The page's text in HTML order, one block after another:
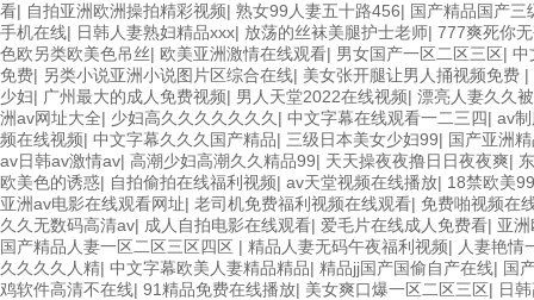
看| 自拍亚洲欧洲操拍精彩视频| 熟女99人妻五十路456| 国产精品国产三
手机在线| 日韩人妻熟妇精品xxx| 放荡的丝袜美腿护士老师| 777爽死你
色欧另类欧美色吊丝| 欧美亚洲激情在线观看| 男女国产一区二区三区| 中
免费| 另类小说亚洲小说图片区综合在线| 美女张开腿让男人捅视频免费 |
少妇| 广州最大的成人免费视频| 男人天堂2022在线视频| 漂亮人妻久久
洲av网址大全| 少妇高久久久久久久久 | 中文字幕在线观看一二三四| av
频在线视频| 中文字幕久久久国产精品| 三级日本美女少妇99| 国产亚洲
av日韩av激情av| 高潮少妇高潮久久精品99| 天天操夜夜撸日日夜夜爽|
欧美色的诱惑| 自拍偷拍在线福利视频| av天堂视频在线播放| 18禁欧美
亚洲av电影在线观看网址| 老司机免费福利视频在线观看| 免费啪视频在
久久无数码高清av| 成人自拍电影在线观看| 爱毛片在线成人免费看| 亚
国产精品人妻一区二区三区四区 | 精品人妻无码午夜福利视频| 人妻艳情
久久久久人精| 中文字幕欧美人妻精品精品| 精品jj国产国偷自产在线| 国
鸡软件高清不在线| 91精品免费在线播放| 美女爽口爆一区二区三区| 日